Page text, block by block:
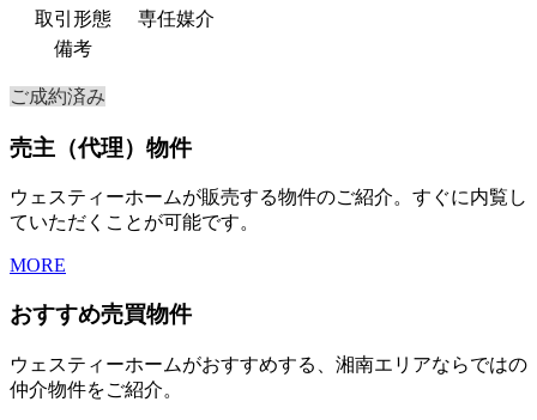
取引形態
専任媒介
備考
ご成約済み
売主（代理）物件
ウェスティーホームが販売する物件のご紹介。すぐに内覧し
ていただくことが可能です。
MORE
おすすめ売買物件
ウェスティーホームがおすすめする、湘南エリアならではの
仲介物件をご紹介。